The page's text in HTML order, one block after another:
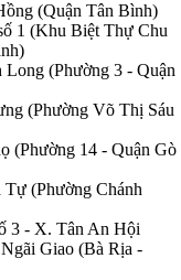
(Quận Tân Bình)
1 (Khu Biệt Thự Chu
Long (Phường 3 - Quận
(Phường Võ Thị Sáu
(Phường 14 - Quận Gò
Tự (Phường Chánh
3 - X. Tân An Hội
Giao (Bà Rịa -